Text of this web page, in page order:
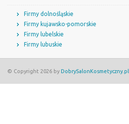
Firmy dolnośląskie
Firmy kujawsko-pomorskie
Firmy lubelskie
Firmy lubuskie
© Copyright 2026 by DobrySalonKosmetyczny.pl